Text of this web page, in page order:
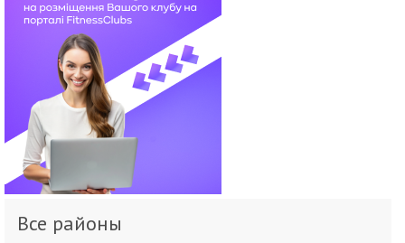
Все районы